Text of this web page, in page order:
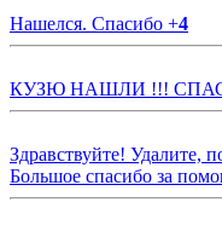
Нашелся. Спасибо +4
КУЗЮ НАШЛИ !!!
Здравствуйте! Удалите,
Большое спасибо за